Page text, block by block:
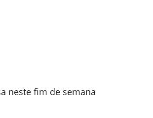
neste fim de semana